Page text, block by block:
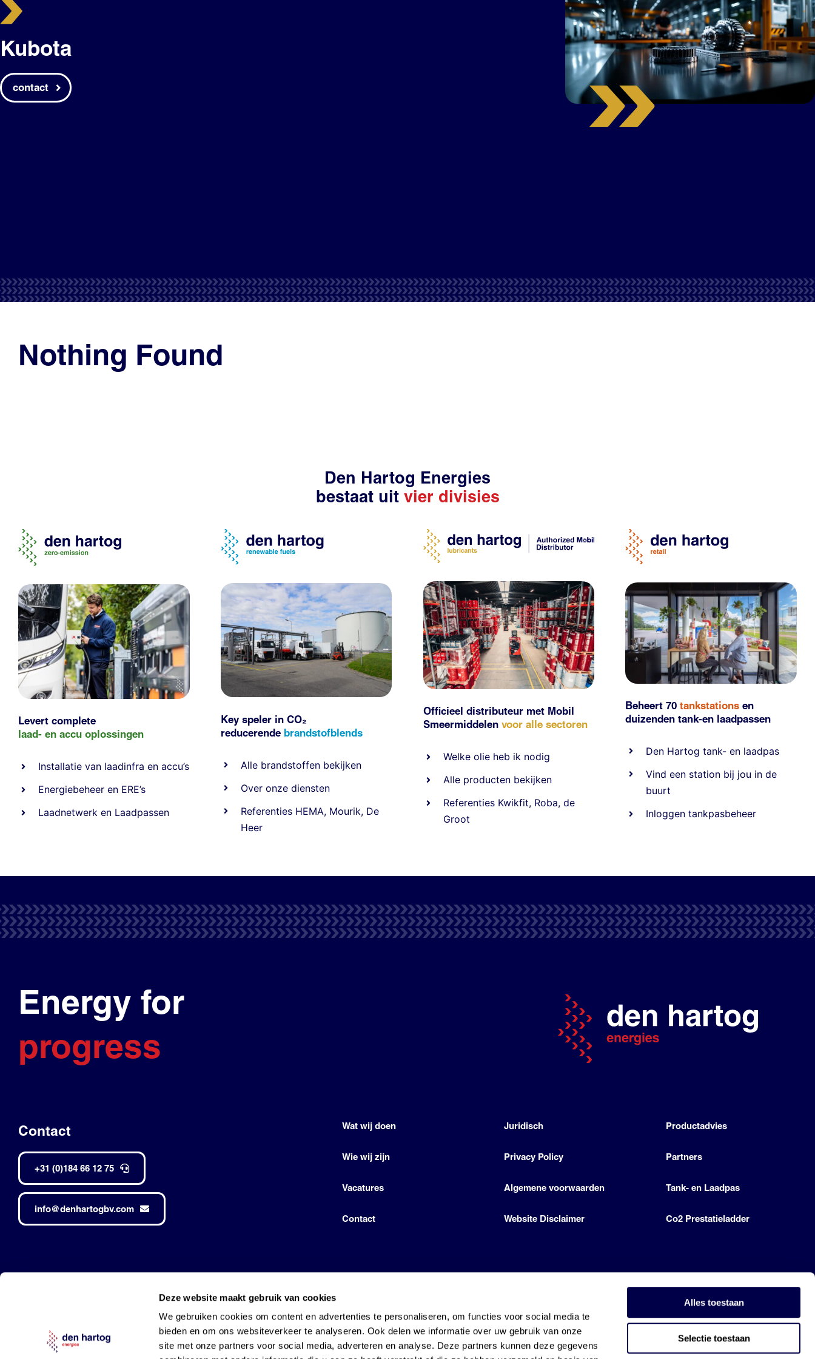
Deze website maakt gebruik van cookies
We gebruiken cookies om content en advertenties te personaliseren, om functies voor social media te
bieden en om ons websiteverkeer te analyseren. Ook delen we informatie over uw gebruik van onze
site met onze partners voor social media, adverteren en analyse. Deze partners kunnen deze gegevens
Alles toestaan
Selectie toestaan
Kubota
contact
Nothing Found
Den Hartog Energies
bestaat uit vier divisies
Levert complete
laad- en accu oplossingen
Installatie van laadinfra en accu’s
Energiebeheer en ERE’s
Laadnetwerk en Laadpassen
Key speler in CO₂
reducerende brandstofblends
Alle brandstoffen bekijken
Over onze diensten
Referenties HEMA, Mourik, De
Heer
Officieel distributeur met Mobil
Smeermiddelen voor alle sectoren
Welke olie heb ik nodig
Alle producten bekijken
Referenties Kwikfit, Roba, de
Groot
Beheert 70tankstationsen
duizendentank-en laadpassen
Den Hartog tank- en laadpas
Vind een station bij jou in de
buurt
Inloggen tankpasbeheer
Energy for
progress
Contact
+31 (0)184 66 12 75
info@denhartogbv.com
Wat wij doen
Wie wij zijn
Vacatures
Contact
Juridisch
Privacy Policy
Algemene voorwaarden
Website Disclaimer
Productadvies
Partners
Tank- en Laadpas
Co2 Prestatieladder
Den Hartog • Alle rechten voorbehouden •
Made by Robuust
and used under license by Den Hartog Energies